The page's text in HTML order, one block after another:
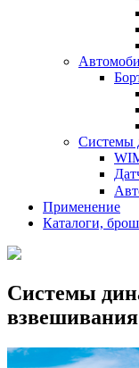
Системы
Применение
Каталоги,
Системы